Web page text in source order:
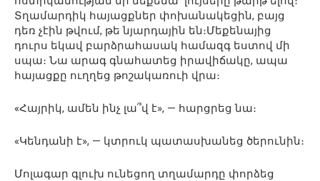
Տղամարդիկ հայացքներ փոխանակեցին, բայց
դեռ չէին թվում, թե նյարդային են։Մեքենայից
դուրս եկավ բարձրահասակ համազգ եստով մի
սպա։ Նա արագ գնահատեց իրավիճակը, ապա
հայացքը ուղղեց թոշակառուի վրա։
«Հայրիկ, ամեն ինչ լա՞վ է», — հարցրեց նա։
«Կենդանի է», — կտրուկ պատասխանեց ծերունին։
Մոլագար գլուխ ունեցող տղամարդը փորձեց